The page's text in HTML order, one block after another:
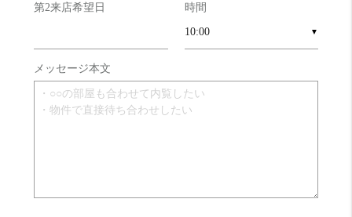
第2来店希望日 時間
▼
メッセージ本文